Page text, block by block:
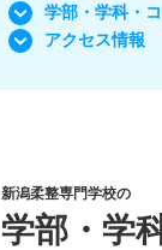
学部・学科 ・
アクセス情報
新潟柔整専門学校の
学部・学